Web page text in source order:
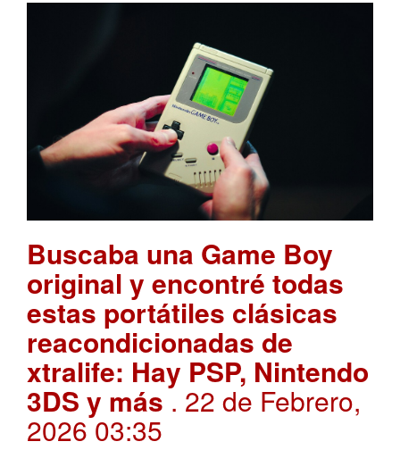
Buscaba una Game Boy
original y encontré todas
estas portátiles clásicas
reacondicionadas de
xtralife: Hay PSP, Nintendo
3DS y más. 22 de Febrero,
2026 03:35